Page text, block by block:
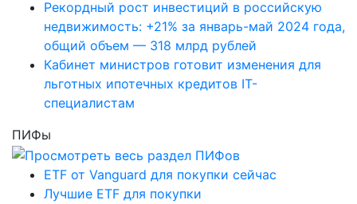
Рекордный рост инвестиций в российскую
недвижимость: +21% за январь-май 2024 года,
общий объем — 318 млрд рублей
Кабинет министров готовит изменения для
льготных ипотечных кредитов IT-
специалистам
ПИФы
ETF от Vanguard для покупки сейчас
Лучшие ETF для покупки